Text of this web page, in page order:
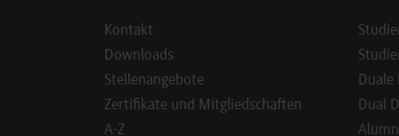
Kontakt
Downloads
Stellenangebote
Zertifikate und Mitgliedschaften
A-Z
Duale
Dual